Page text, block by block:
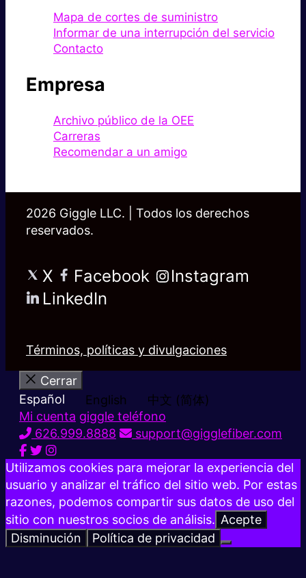
Mapa de cortes de suministro
Informar de una interrupción del servicio
Contacto
Empresa
Archivo público de la OEE
Carreras
Recomendar a un amigo
2026 Giggle LLC. | Todos los derechos
reservados.
X Facebook
Instagram
LinkedIn
Términos, políticas y divulgaciones
Cerrar
Español
English
中文 (简体)
Mi cuenta giggle teléfono
626.999.8888
support@gigglefiber.com
Utilizamos cookies para mejorar la experiencia del
usuario y analizar el tráfico del sitio web. Por estas
razones, podemos compartir sus datos de uso del
sitio con nuestros socios de análisis. Acepte
Disminución
Política de privacidad